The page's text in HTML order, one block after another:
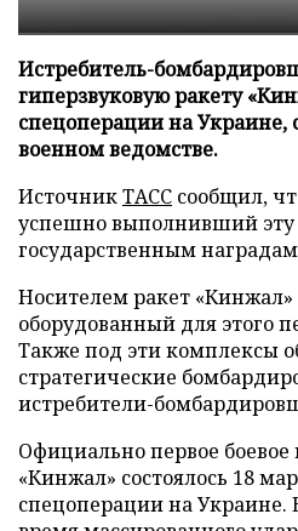
Истребитель-
гиперзвуковую ракету
спецоперации на Украине,
военном ведомстве.
ИсточникТАСС сообщил,
успешно выполнивший эту
государственным
Носителем ракет «Кинжал»
оборудованный для этого
Также под эти комплексы
стратегические
истребители-
Официально первое
«Кинжал» состоялось 18
спецоперации на Украине.